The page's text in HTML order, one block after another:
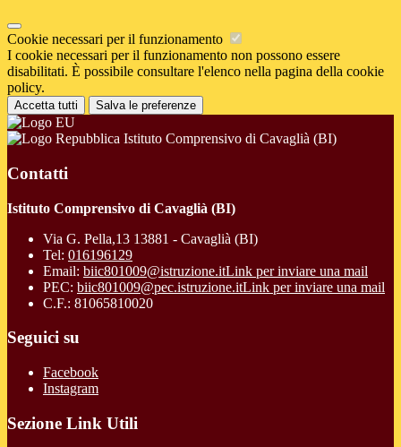
Cookie necessari per il funzionamento
I cookie necessari per il funzionamento non possono essere
disabilitati. È possibile consultare l'elenco nella pagina della cookie
policy.
Accetta tutti Salva le preferenze
Istituto Comprensivo di Cavaglià (BI)
Contatti
Istituto Comprensivo di Cavaglià (BI)
Via G. Pella,13 13881 - Cavaglià (BI)
Tel: 016196129
Email: biic801009@istruzione.itLink per inviare una mail
PEC: biic801009@pec.istruzione.itLink per inviare una mail
C.F.: 81065810020
Seguici su
Facebook
Instagram
Sezione Link Utili